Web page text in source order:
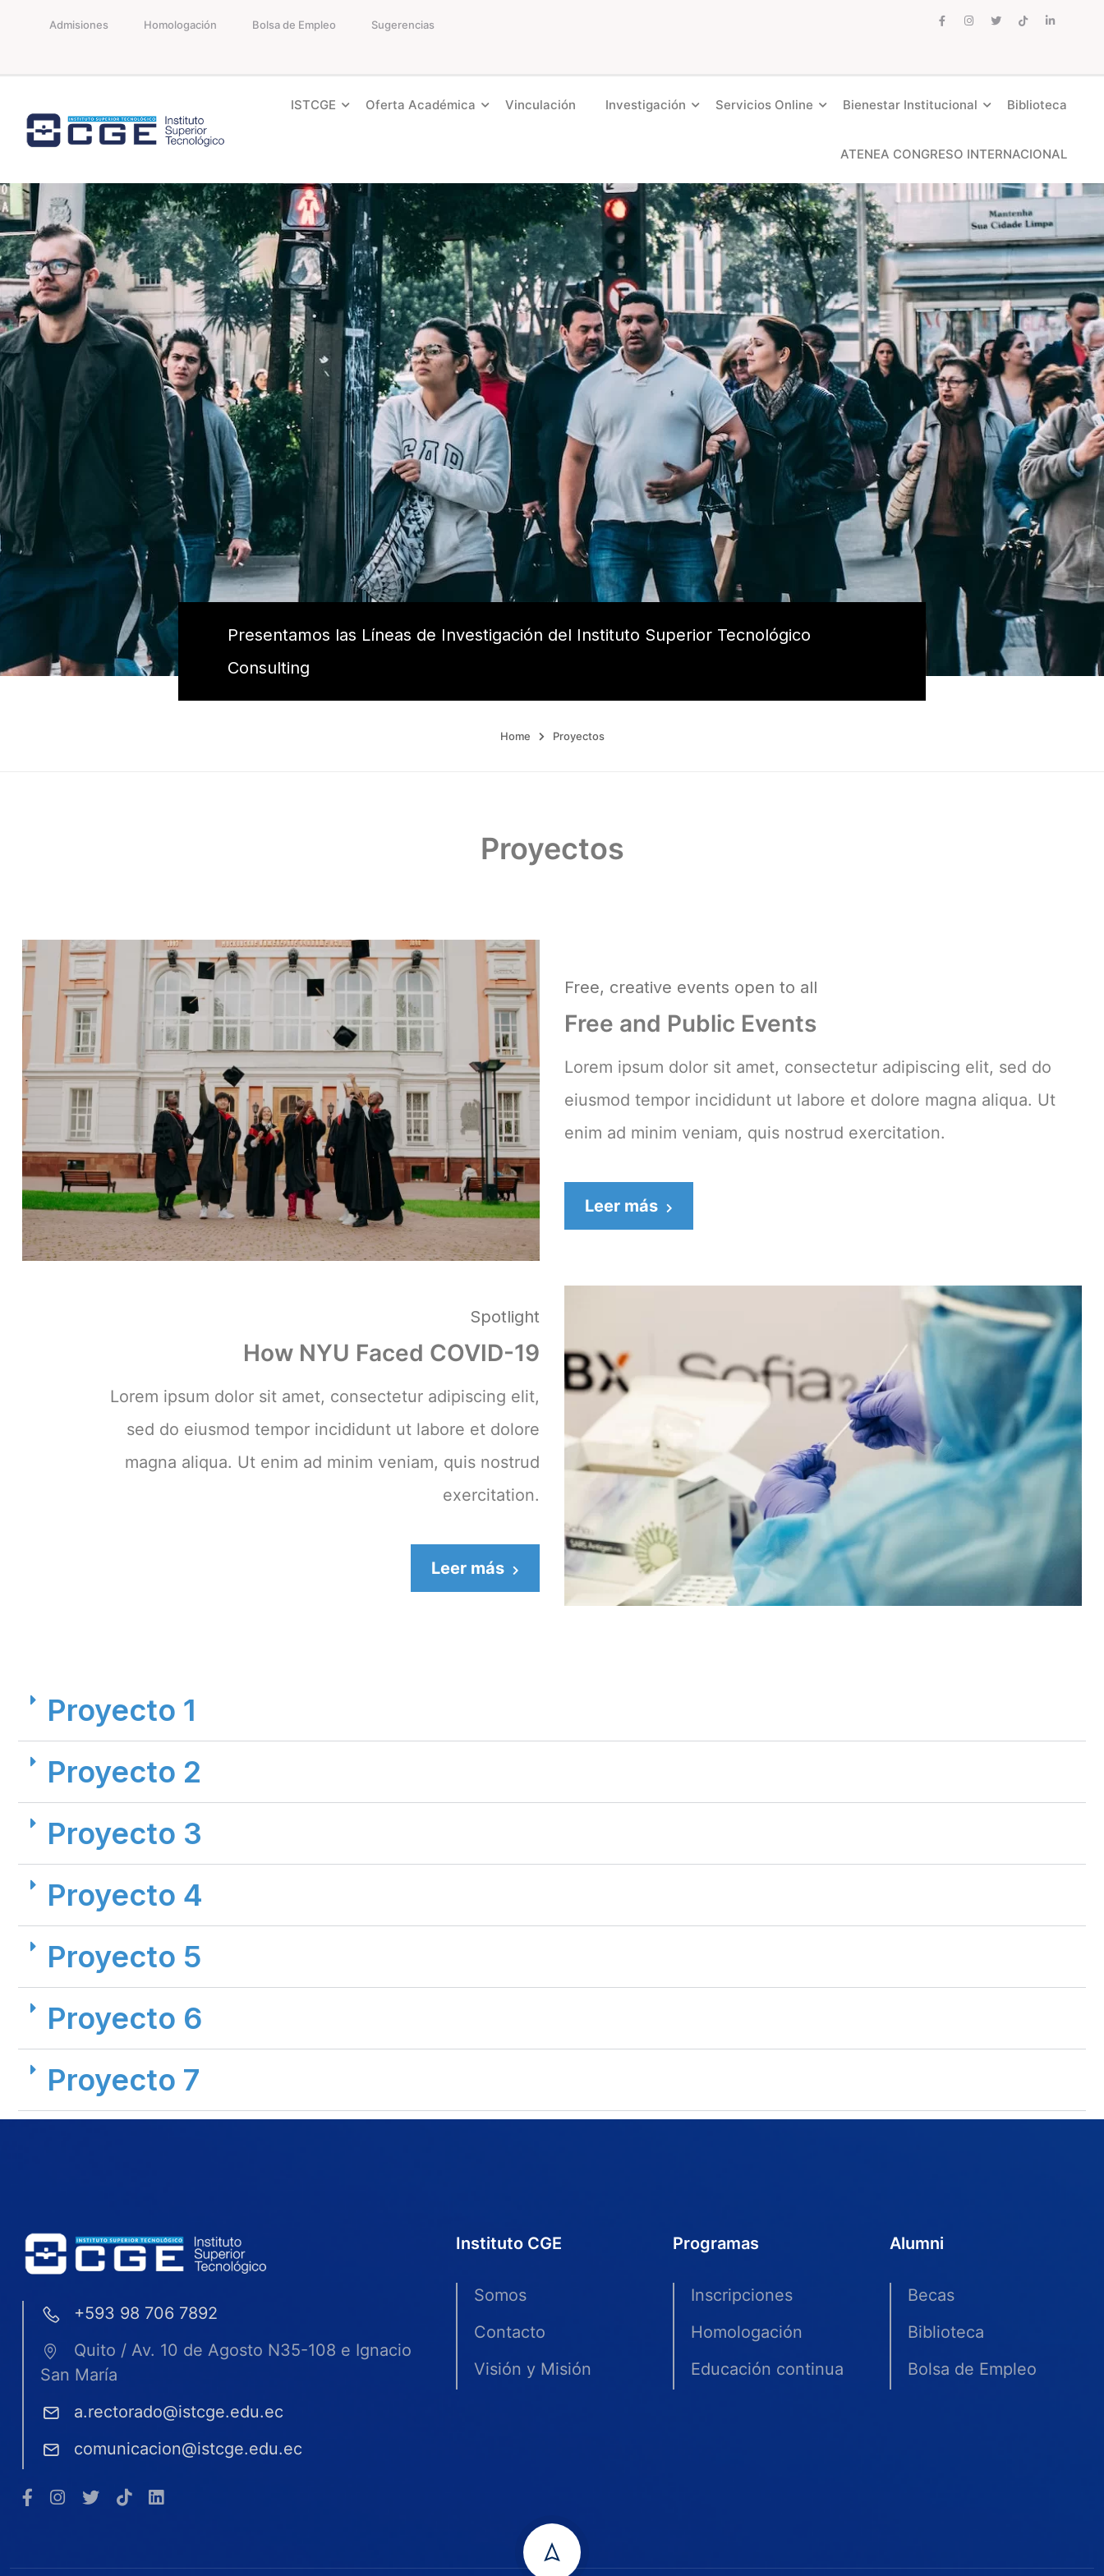
Admisiones Homologación Bolsa de Empleo Sugerencias
ISTCGE Oferta Académica Vinculación Investigación Servicios Online Bienestar Institucional Biblioteca
ATENEA CONGRESO INTERNACIONAL
Presentamos las Líneas de Investigación del Instituto Superior Tecnológico
Consulting
Home Proyectos
Proyectos
Free, creative events open to all
Free and Public Events
Lorem ipsum dolor sit amet, consectetur adipiscing elit, sed do
eiusmod tempor incididunt ut labore et dolore magna aliqua. Ut
enim ad minim veniam, quis nostrud exercitation.
Leer más
Spotlight
How NYU Faced COVID-19
Lorem ipsum dolor sit amet, consectetur adipiscing elit,
sed do eiusmod tempor incididunt ut labore et dolore
magna aliqua. Ut enim ad minim veniam, quis nostrud
exercitation.
Leer más
Proyecto 1
Proyecto 2
Proyecto 3
Proyecto 4
Proyecto 5
Proyecto 6
Proyecto 7
+593 98 706 7892
Quito / Av. 10 de Agosto N35-108 e Ignacio
San María
a.rectorado@istcge.edu.ec
comunicacion@istcge.edu.ec
Instituto CGE
Somos
Contacto
Visión y Misión
Programas
Inscripciones
Homologación
Educación continua
Alumni
Becas
Biblioteca
Bolsa de Empleo